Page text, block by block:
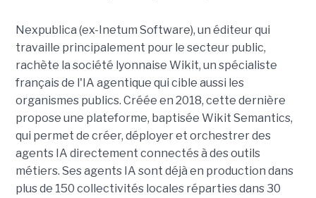
Nexpublica (ex-Inetum Software), un éditeur qui
travaille principalement pour le secteur public,
rachète la société lyonnaise Wikit, un spécialiste
français de l'IA agentique qui cible aussi les
organismes publics. Créée en 2018, cette dernière
propose une plateforme, baptisée Wikit Semantics,
qui permet de créer, déployer et orchestrer des
agents IA directement connectés à des outils
métiers. Ses agents IA sont déjà en production dans
plus de 150 collectivités locales réparties dans 30